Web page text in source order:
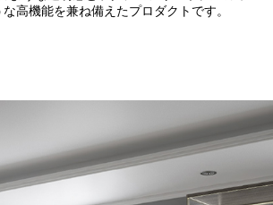
な高機能を兼ね備えたプロダクトです。